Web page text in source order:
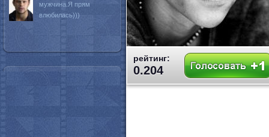
рейтинг:
0.204
мужчина.Я прям
влюбилась)))